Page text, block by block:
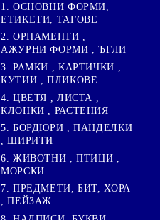
1. ОСНОВНИ ФОРМИ,
ЕТИКЕТИ, ТАГОВЕ
2. ОРНАМЕНТИ ,
АЖУРНИ ФОРМИ , ЪГЛИ
3. РАМКИ , КАРТИЧКИ ,
КУТИИ , ПЛИКОВЕ
4. ЦВЕТЯ , ЛИСТА ,
КЛОНКИ , РАСТЕНИЯ
5. БОРДЮРИ , ПАНДЕЛКИ
, ШИРИТИ
6. ЖИВОТНИ , ПТИЦИ ,
МОРСКИ
7. ПРЕДМЕТИ, БИТ, ХОРА
, ПЕЙЗАЖ